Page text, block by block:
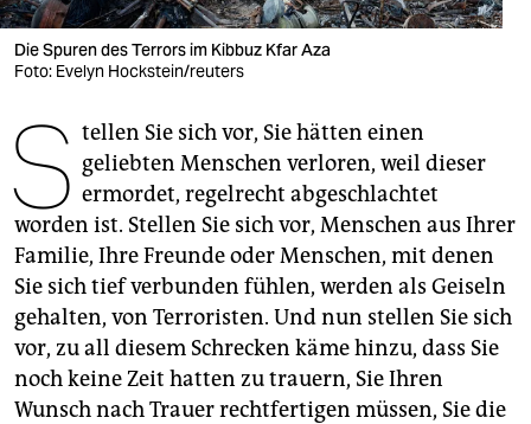
shop
fragen & hilfe
abo
genossenschaft
epaper login
Die Spuren des Terrors im Kibbuz Kfar Aza
Foto: Evelyn Hockstein/reuters
S tellen Sie sich vor, Sie hätten einen
geliebten Menschen verloren, weil dieser
ermordet, regelrecht abgeschlachtet
worden ist. Stellen Sie sich vor, Menschen aus Ihrer
Familie, Ihre Freunde oder Menschen, mit denen
Sie sich tief verbunden fühlen, werden als Geiseln
gehalten, von Terroristen. Und nun stellen Sie sich
vor, zu all diesem Schrecken käme hinzu, dass Sie
noch keine Zeit hatten zu trauern, Sie Ihren
Wunsch nach Trauer rechtfertigen müssen, Sie die